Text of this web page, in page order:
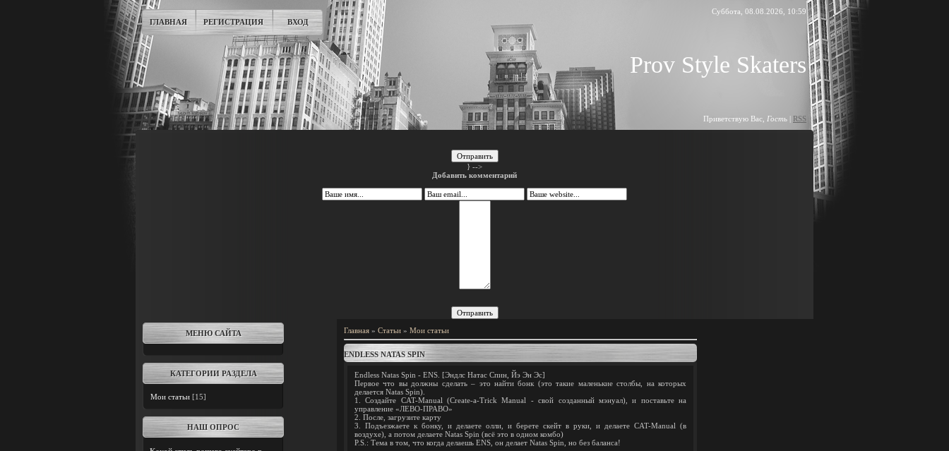
ГЛАВНАЯ РЕГИСТРАЦИЯ ВХОД
Суббота, 08.08.2026, 10:59
Prov Style Skaters
Приветствую Вас Гость | RSS
Отправить
} -->
Добавить комментарий
Отправить
МЕНЮ САЙТА
КАТЕГОРИИ РАЗДЕЛА
Мои статьи [15]
НАШ ОПРОС
Главная » Статьи » Мои статьи
ENDLESS NATAS SPIN
Endless Natas Spin - ENS. [Эндлс Натас Спин, Йэ Эн Эс]
Первое что вы должны сделать – это найти бонк (это такие маленькие столбы, на которых
делается Natas Spin).
1. Создайте CAT-Manual (Create-a-Trick Manual - свой созданный мэнуал), и поставьте на
управление «ЛЕВО-ПРАВО»
2. После, загрузите карту
3. Подъезжаете к бонку, и делаете олли, и берете скейт в руки, и делаете CAT-Manual (в
воздухе), а потом делаете Natas Spin (всё это в одном комбо)
P.S.: Тема в том, что когда делаешь ENS, он делает Natas Spin, но без баланса!